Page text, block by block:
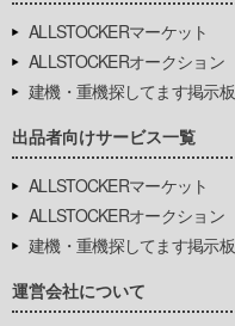
ALLSTOCKERマーケット
ALLSTOCKERオークション
建機・重機探してます掲示板
出品者向けサービス一覧
ALLSTOCKERマーケット
ALLSTOCKERオークション
建機・重機探してます掲示板
運営会社について